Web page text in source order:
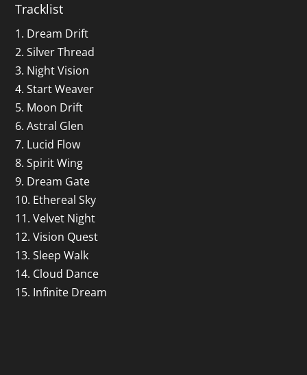
Tracklist
1. Dream Drift
2. Silver Thread
3. Night Vision
4. Start Weaver
5. Moon Drift
6. Astral Glen
7. Lucid Flow
8. Spirit Wing
9. Dream Gate
10. Ethereal Sky
11. Velvet Night
12. Vision Quest
13. Sleep Walk
14. Cloud Dance
15. Infinite Dream